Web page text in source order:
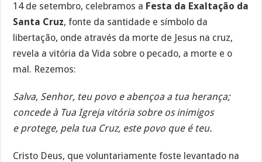
14 de setembro, celebramos a Festa da Exaltação da
Santa Cruz, fonte da santidade e símbolo da
libertação, onde através da morte de Jesus na cruz,
revela a vitória da Vida sobre o pecado, a morte e o
mal. Rezemos:
Salva, Senhor, teu povo e abençoa a tua herança;
concede à Tua Igreja vitória sobre os inimigos
e protege, pela tua Cruz, este povo que é teu.
Cristo Deus, que voluntariamente foste levantado na